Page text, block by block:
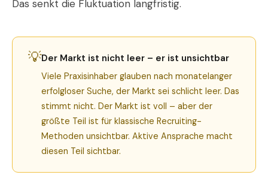
Das senkt die Fluktuation langfristig.
💡Der Markt ist nicht leer – er ist unsichtbar
Viele Praxisinhaber glauben nach monatelanger
erfolgloser Suche, der Markt sei schlicht leer. Das
stimmt nicht. Der Markt ist voll – aber der
größte Teil ist für klassische Recruiting-
Methoden unsichtbar. Aktive Ansprache macht
diesen Teil sichtbar.